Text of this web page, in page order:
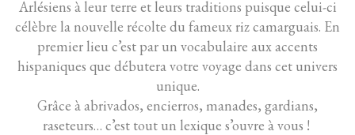
Arlésiens à leur terre et leurs traditions puisque celui-ci
célèbre la nouvelle récolte du fameux riz camarguais. En
premier lieu c’est par un vocabulaire aux accents
hispaniques que débutera votre voyage dans cet univers
unique.
Grâce à abrivados, encierros, manades, gardians,
raseteurs… c’est tout un lexique s’ouvre à vous !